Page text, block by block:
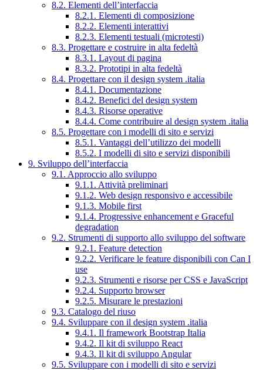
8.2. Elementi dell’interfaccia
8.2.1. Elementi di composizione
8.2.2. Elementi interattivi
8.2.3. Elementi testuali (microtesti)
8.3. Progettare e costruire in alta fedeltà
8.3.1. Layout di pagina
8.3.2. Prototipi in alta fedeltà
8.4. Progettare con il design system .italia
8.4.1. Documentazione
8.4.2. Benefici del design system
8.4.3. Risorse operative
8.4.4. Come contribuire al design system .italia
8.5. Progettare con i modelli di sito e servizi
8.5.1. Vantaggi dell’utilizzo dei modelli
8.5.2. I modelli di sito e servizi disponibili
9. Sviluppo dell’interfaccia
9.1. Approccio allo sviluppo
9.1.1. Attività preliminari
9.1.2. Web design responsivo e accessibile
9.1.3. Mobile first
9.1.4. Progressive enhancement e Graceful
degradation
9.2. Strumenti di supporto allo sviluppo del software
9.2.1. Feature detection
9.2.2. Verificare le feature disponibili con Can I
use
9.2.3. Strumenti e risorse per CSS e JavaScript
9.2.4. Supporto browser
9.2.5. Misurare le prestazioni
9.3. Catalogo del riuso
9.4. Sviluppare con il design system .italia
9.4.1. Il framework Bootstrap Italia
9.4.2. Il kit di sviluppo React
9.4.3. Il kit di sviluppo Angular
9.5. Sviluppare con i modelli di sito e servizi